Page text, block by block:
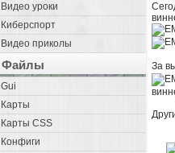
Видео уроки
Киберспорт
Видео приколы
Файлы
Gui
Карты
Карты CSS
Конфиги
За